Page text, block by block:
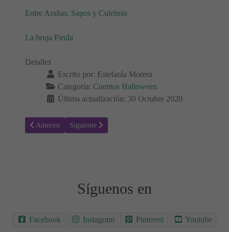
Entre Arañas, Sapos y Culebras
La bruja Pirula
Detalles
Escrito por: Estefanía Morera
Categoría: Cuentos Halloween
Última actualización: 30 Octubre 2020
Artículo anterior: La bruja que consiguió flotar
Anterior Artículo siguiente: Hansel y Gretel - Cuentos
Siguiente
Síguenos en
Facebook Instagram Pinterest Youtube